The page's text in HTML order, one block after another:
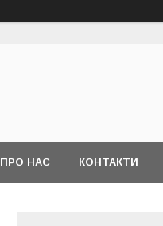
ПРО НАС КОНТАКТИ